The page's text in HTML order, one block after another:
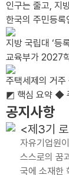
인구는 줄고, 지
한국의 주민등
지방 국립대 ‘등
교육부가 2027
주택세제의 거
◩
공지사항
<제3기
자유기업원
스스로의 꿈
국에 소재